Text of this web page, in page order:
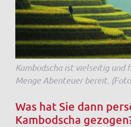
Kambodscha ist vielseitig und
Menge Abenteuer bereit.
Was hat Sie dann
Kambodscha